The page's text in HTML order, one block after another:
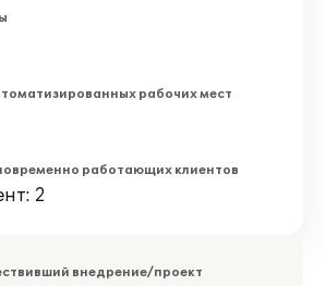
рабочих мест
работающих клиентов
2
внедрение/проект